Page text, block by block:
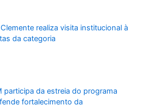
realiza visita institucional à
da categoria
participa da estreia do programa
fortalecimento da